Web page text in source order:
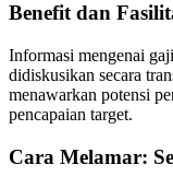
Benefit dan
Informasi mengenai
didiskusikan secara
menawarkan potensi
pencapaian target.
Cara Melamar: